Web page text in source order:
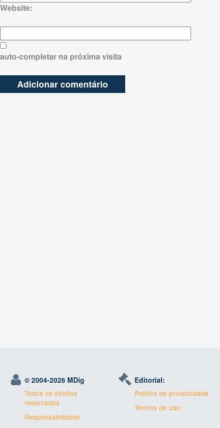
Website:
auto-completar na próxima visita
© 2004-2026 MDig
Todos os direitos
reservados
Responsabilidade
Editorial:
Política de privaciodade
Termos de uso